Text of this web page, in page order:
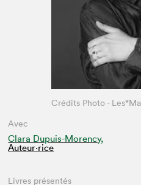
Avec
Clara Dupuis-Morency,
Auteur·rice
Crédits Photo -
Livres présentés